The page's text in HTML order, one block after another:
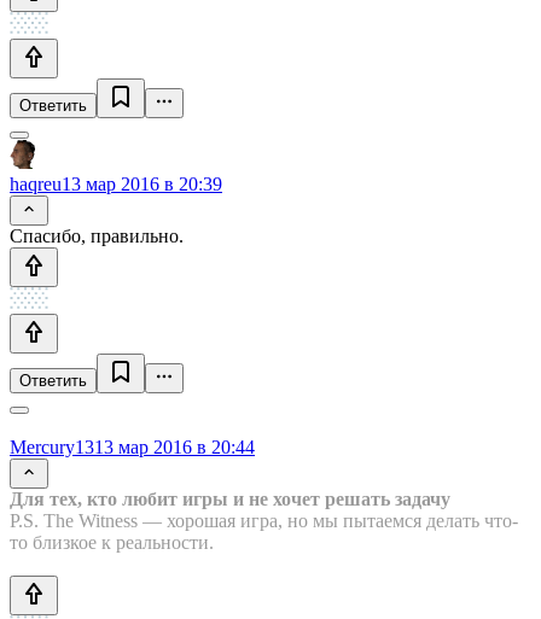
Ответить
haqreu13 мар 2016 в 20:39
Спасибо, правильно.
Ответить
Mercury1313 мар 2016 в 20:44
Для тех, кто любит игры и не хочет решать задачу
P.S. The Witness — хорошая игра, но мы пытаемся делать что-
то близкое к реальности.